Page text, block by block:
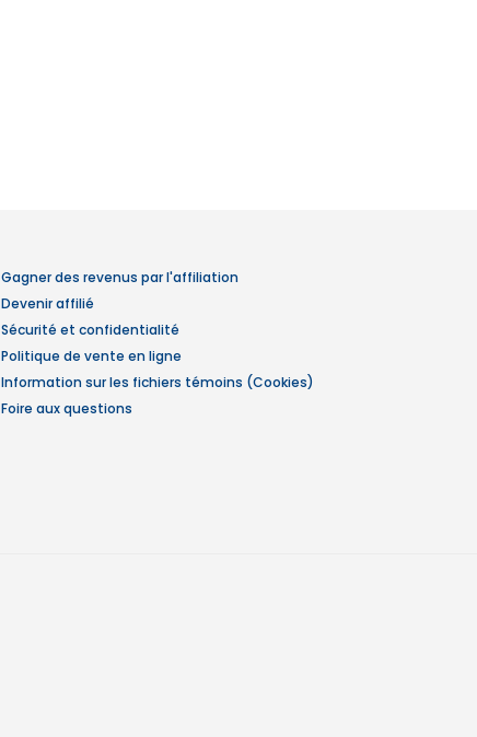
Gagner des revenus par l'affiliation
Devenir affilié
Sécurité et confidentialité
Politique de vente en ligne
Information sur les fichiers témoins (Cookies)
Foire aux questions